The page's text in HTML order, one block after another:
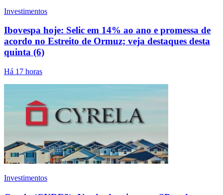
Investimentos
Ibovespa hoje: Selic em 14% ao ano e promessa de
acordo no Estreito de Ormuz; veja destaques desta
quinta (6)
Há 17 horas
Investimentos